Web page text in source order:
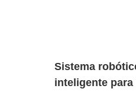
Sistema
inteligente